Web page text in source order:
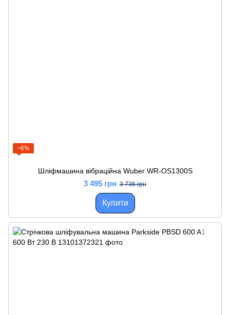
−6%
Шліфмашина вібраційна Wuber WR-OS1300S
3 495 грн 3 736 грн
Купити